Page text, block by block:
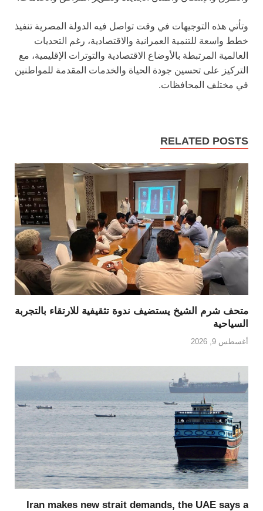
وتأتي هذه التوجيهات في وقت تواصل فيه الدولة المصرية تنفيذ
خطط واسعة للتنمية العمرانية والاقتصادية، رغم التحديات
العالمية المرتبطة بالأوضاع الاقتصادية والتوترات الإقليمية، مع
التركيز على تحسين جودة الحياة والخدمات المقدمة للمواطنين
في مختلف المحافظات.
RELATED POSTS
متحف شرم الشيخ يستضيف ندوة تثقيفية للارتقاء بالتجربة
السياحية
أغسطس 9, 2026
Iran makes new strait demands, the UAE says a